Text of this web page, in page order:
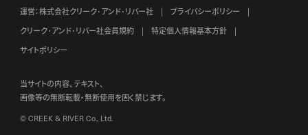
運営：株式会社クリーク･アンド･リバー社
プライバシーポリシー
クリーク･アンド･リバー社会員規約
特定個人情報基本方針
サイトポリシー
当サイトの内容、テキスト、
画像等の無断転載・無断使用を固く禁じます。
© CREEK & RIVER Co., Ltd.